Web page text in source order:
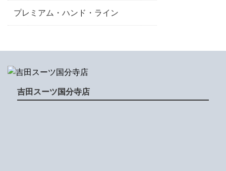
プレミアム・ハンド・ライン
吉田スーツ国分寺店